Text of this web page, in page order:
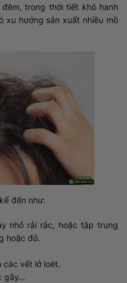
trong thời tiết khô hanh
xu hướng sản xuất nhiều mồ
đến như:
nhỏ rải rác, hoặc tập trung
hoặc đỏ.
các vết lở loét.
gãy…